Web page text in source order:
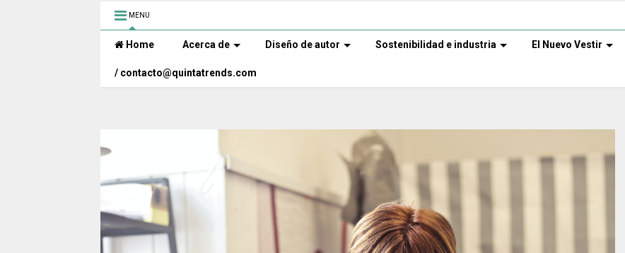
MENU
Home Acerca de Diseño de autor Sostenibilidad e industria El Nuevo Vestir
/ contacto@quintatrends.com